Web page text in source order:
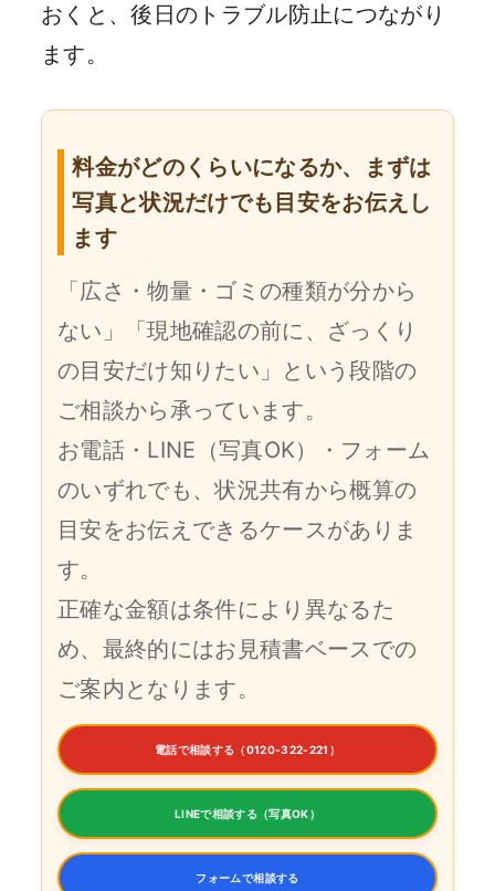
おくと、後日のトラブル防止につながり
ます。
料金がどのくらいになるか、まずは
写真と状況だけでも目安をお伝えし
ます
「広さ・物量・ゴミの種類が分から
ない」「現地確認の前に、ざっくり
の目安だけ知りたい」という段階の
ご相談から承っています。
お電話・LINE（写真OK）・フォーム
のいずれでも、状況共有から概算の
目安をお伝えできるケースがありま
す。
正確な金額は条件により異なるた
め、最終的にはお見積書ベースでの
ご案内となります。
電話で相談する（0120-322-221）
LINEで相談する（写真OK）
フォームで相談する